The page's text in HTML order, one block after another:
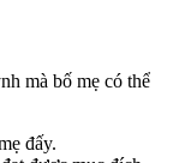
mà bố mẹ có thể
đấy.